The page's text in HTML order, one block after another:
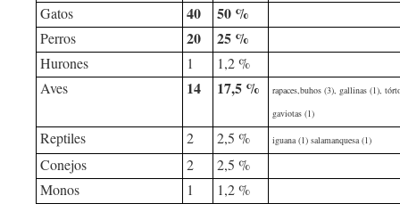
Gatos 40 50 %
Perros 20 25 %
Hurones 1
1,2 %
Aves
14 17,5 %
rapaces,buhos (3), gallinas (1),
gaviotas (1)
Reptiles 2 2,5 % iguana (1) salamanquesa (1)
Conejos 2
2,5 %
Monos
1 1,2 %